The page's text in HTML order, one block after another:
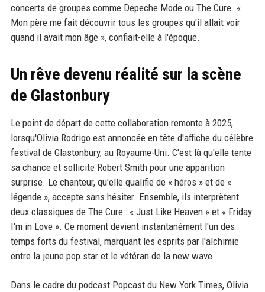
concerts de groupes comme Depeche Mode ou The Cure. «
Mon père me fait découvrir tous les groupes qu'il allait voir
quand il avait mon âge », confiait-elle à l'époque.
Un rêve devenu réalité sur la scène
de Glastonbury
Le point de départ de cette collaboration remonte à 2025,
lorsqu'Olivia Rodrigo est annoncée en tête d'affiche du célèbre
festival de Glastonbury, au Royaume-Uni. C'est là qu'elle tente
sa chance et sollicite Robert Smith pour une apparition
surprise. Le chanteur, qu'elle qualifie de « héros » et de «
légende », accepte sans hésiter. Ensemble, ils interprètent
deux classiques de The Cure : « Just Like Heaven » et « Friday
I'm in Love ». Ce moment devient instantanément l'un des
temps forts du festival, marquant les esprits par l'alchimie
entre la jeune pop star et le vétéran de la new wave.
Dans le cadre du podcast Popcast du New York Times, Olivia